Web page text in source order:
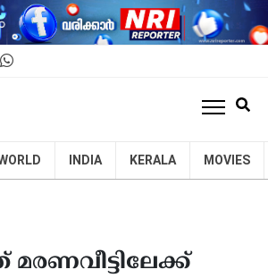
INDIA KERALA MOVIES